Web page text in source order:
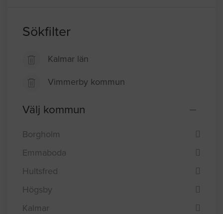
Sökfilter
Kalmar län
Vimmerby kommun
Välj kommun
Borgholm
Emmaboda
Hultsfred
Högsby
Kalmar